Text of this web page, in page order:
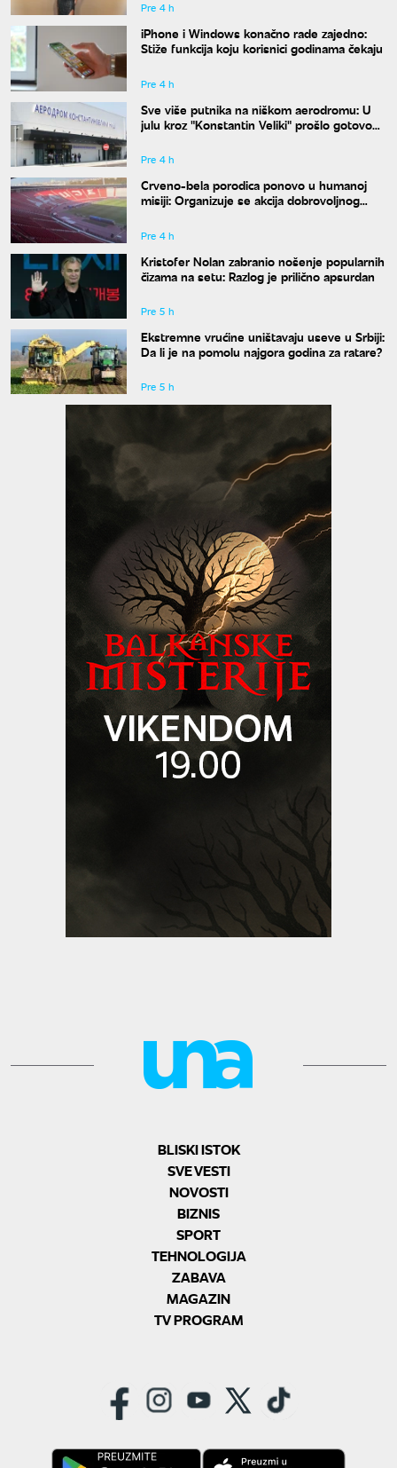
Pre 4 h
iPhone i Windows konačno rade zajedno:
Stiže funkcija koju korisnici godinama čekaju
Pre 4 h
Sve više putnika na niškom aerodromu: U
julu kroz "Konstantin Veliki" prošlo gotovo
Pre 4 h
Crveno-bela porodica ponovo u humanoj
misiji: Organizuje se akcija dobrovoljnog
Pre 4 h
Kristofer Nolan zabranio nošenje popularnih
čizama na setu: Razlog je prilično apsurdan
Pre 5 h
Ekstremne vrućine uništavaju useve u Srbiji:
Da li je na pomolu najgora godina za ratare?
Pre 5 h
BLISKI ISTOK
SVE VESTI
NOVOSTI
BIZNIS
SPORT
TEHNOLOGIJA
ZABAVA
MAGAZIN
TV PROGRAM